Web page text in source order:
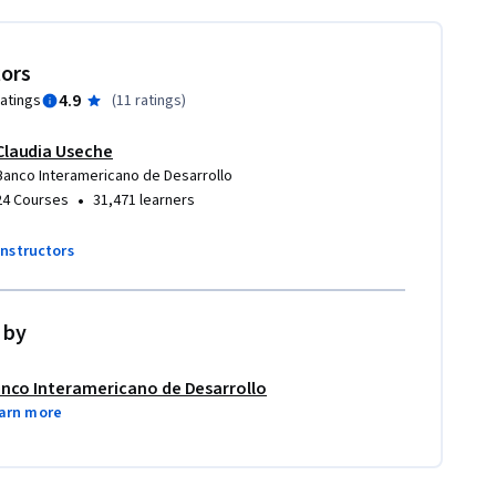
4.9 (11 ratings)
Useche
Interamericano de Desarrollo
Courses • 31,471 learners
Interamericano de Desarrollo
more